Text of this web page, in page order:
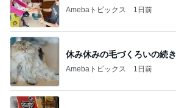
Amebaトピックス 1日前
休み休みの毛づくろいの続き
Amebaトピックス 1日前